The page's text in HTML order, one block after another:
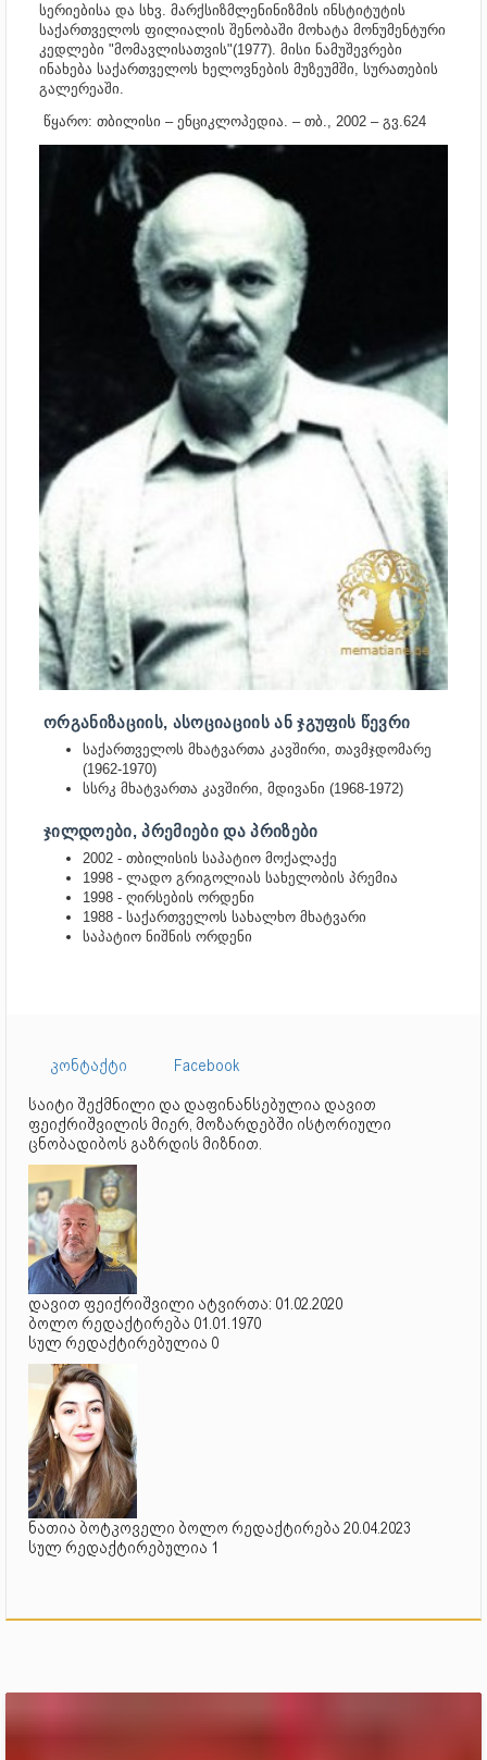
სერიებისა და სხვ. მარქსიზმ­ლენინიზმის ინსტიტუტის
საქართველოს ფილიალის შენობაში მოხატა მონუმენტური
კედლები "მომავლისათვის"(1977). მისი ნამუშევრები
ინახება საქართველოს ხელოვნების მუზეუმში, სურათების
გალერეაში.
წყარო: თბილისი – ენციკლოპედია. – თბ., 2002 – გვ.624
ᲝᲠᲒᲐᲜᲘᲖᲐᲪᲘᲘᲡ, ᲐᲡᲝᲪᲘᲐᲪᲘᲘᲡ ᲐᲜ ᲯᲒᲣᲤᲘᲡ ᲬᲔᲕᲠᲘ
საქართველოს მხატვართა კავშირი, თავმჯდომარე
(1962-1970)
სსრკ მხატვართა კავშირი, მდივანი (1968-1972)
ᲯᲘᲚᲓᲝᲔᲑᲘ, ᲞᲠᲔᲛᲘᲔᲑᲘ ᲓᲐ ᲞᲠᲘᲖᲔᲑᲘ
2002 - თბილისის საპატიო მოქალაქე
1998 - ლადო გრიგოლიას სახელობის პრემია
1998 - ღირსების ორდენი
1988 - საქართველოს სახალხო მხატვარი
საპატიო ნიშნის ორდენი
კონტაქტი
Facebook
საიტი შექმნილი და დაფინანსებულია დავით
ფეიქრიშვილის მიერ, მოზარდებში ისტორიული
ცნობადიბოს გაზრდის მიზნით.
დავით ფეიქრიშვილი ატვირთა: 01.02.2020
ბოლო რედაქტირება 01.01.1970
სულ რედაქტირებულია 0
ნათია ბოტკოველი ბოლო რედაქტირება 20.04.2023
სულ რედაქტირებულია 1